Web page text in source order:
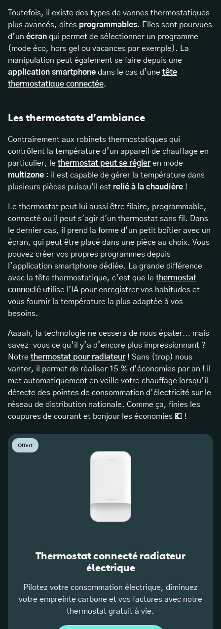
Toutefois, il existe des types de vannes thermostatiques
plus avancés, dites programmables. Elles sont pourvues
d’un écran qui permet de sélectionner un programme
(mode éco, hors gel ou vacances par exemple). La
manipulation peut également se faire depuis une
application smartphone dans le cas d’une tête
thermostatique connectée.
Les thermostats d’ambiance
Contrairement aux robinets thermostatiques qui
contrôlent la température d’un appareil de chauffage en
particulier, le thermostat peut se régleren mode
multizone : il est capable de gérer la température dans
plusieurs pièces puisqu'il est relié à la chaudière !
Le thermostat peut lui aussi être filaire, programmable,
connecté ou il peut s'agir d'un thermostat sans fil . Dans
le dernier cas, il prend la forme d’un petit boîtier avec un
écran, qui peut être placé dans une pièce au choix. Vous
pouvez créer vos propres programmes depuis
l’application smartphone dédiée. La grande différence
avec la tête thermostatique, c’est que le thermostat
connecté utilise l’IA pour enregistrer vos habitudes et
vous fournir la température la plus adaptée à vos
besoins.
Aaaah, la technologie ne cessera de nous épater… mais
savez-vous ce qu’il y’a d’encore plus impressionnant ?
Notre thermostat pour radiateur! Sans (trop) nous
vanter, il permet de réaliser 15 % d’économies par an ! il
met automatiquement en veille votre chauffage lorsqu’il
détecte des pointes de consommation d’électricité sur le
réseau de distribution nationale. Comme ça, finies les
coupures de courant et bonjour les économies 💶 !
Thermostat connecté radiateur
électrique
Pilotez votre consommation électrique, diminuez
votre empreinte carbone et vos factures avec notre
thermostat gratuit à vie.
Offert